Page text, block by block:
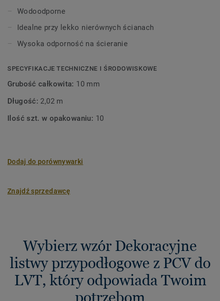
Wodoodporne
Idealne przy lekko nierównych ścianach
Wysoka odporność na ścieranie
SPECYFIKACJE TECHNICZNE I ŚRODOWISKOWE
Grubość całkowita: 10 mm
Długość: 2,02 m
Ilość szt. w opakowaniu: 10
Dodaj do porównywarki
Znajdź sprzedawcę
Wybierz wzór Dekoracyjne
listwy przypodłogowe z PCV do
LVT, który odpowiada Twoim
potrzebom